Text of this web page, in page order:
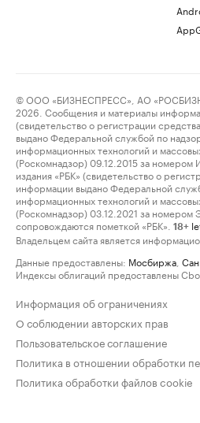
© ООО «БИЗНЕСПРЕСС», АО
2026. Сообщения и материалы
(свидетельство о регистрации
выдано Федеральной службой по
информационных технологий и
(Роскомнадзор) 09.12.2015 за
издания «РБК» (свидетельство о
информации выдано Федеральной
информационных технологий и
(Роскомнадзор) 03.12.2021 за
сопровождаются пометкой «РБК».
18+
Владельцем сайта является
Данные предоставлены: Мосбиржа
Индексы облигаций предоставлены
Информация об ограничениях
О соблюдении авторских прав
Пользовательское соглашение
Политика в отношении обработки
Политика обработки файлов cookie